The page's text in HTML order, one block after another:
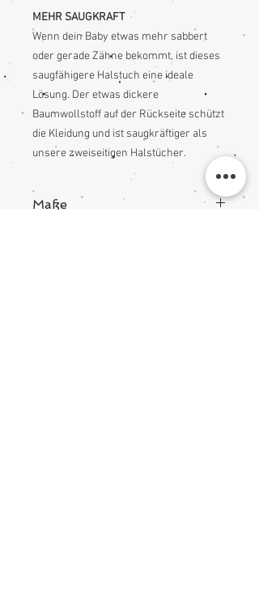
MEHR SAUGKRAFT
Wenn dein Baby etwas mehr sabbert
oder gerade Zähne bekommt, ist dieses
saugfähigere Halstuch eine ideale
Lösung. Der etwas dickere
Baumwollstoff auf der Rückseite schützt
die Kleidung und ist saugkräftiger als
unsere zweiseitigen Halstücher.
Maße